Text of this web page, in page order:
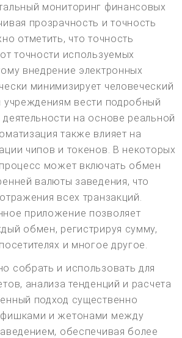
мониторинг финансовых
прозрачность и точность
отметить, что точность
точности используемых
внедрение электронных
минимизирует человеческий
учреждениям вести подробный
на основе реальной
также влияет на
чипов и токенов. В некоторых
может включать обмен
валюты заведения, что
всех транзакций.
приложение позволяет
обмен, регистрируя сумму,
и многое другое.
собрать и использовать для
анализа тенденций и расчета
подход существенно
и жетонами между
обеспечивая более